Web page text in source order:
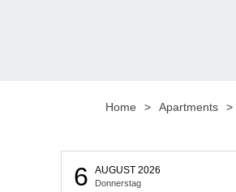
Home > Apartments >
6 AUGUST 2026
Donnerstag